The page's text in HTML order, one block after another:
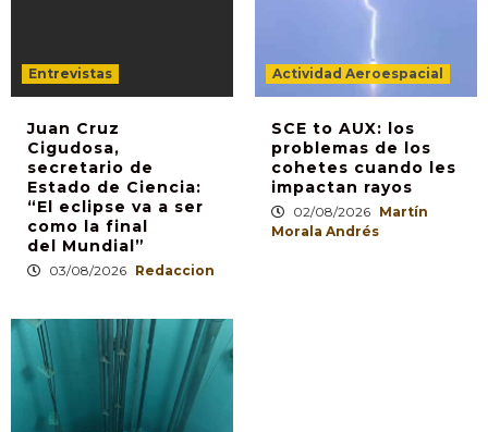
Entrevistas
Juan Cruz
Cigudosa,
secretario de
Estado de Ciencia:
“El eclipse va a ser
como la final
del Mundial”
03/08/2026 Redaccion
Actividad Aeroespacial
SCE to AUX: los
problemas de los
cohetes cuando les
impactan rayos
02/08/2026 Martín
Morala Andrés